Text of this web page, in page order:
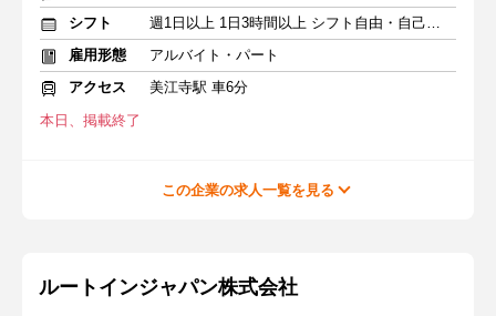
シフト
週1日以上 1日3時間以上 シフト自由・自己申告
雇用形態
アルバイト・パート
アクセス
美江寺駅 車6分
本日、掲載終了
この企業の求人一覧を見る
ルートインジャパン株式会社